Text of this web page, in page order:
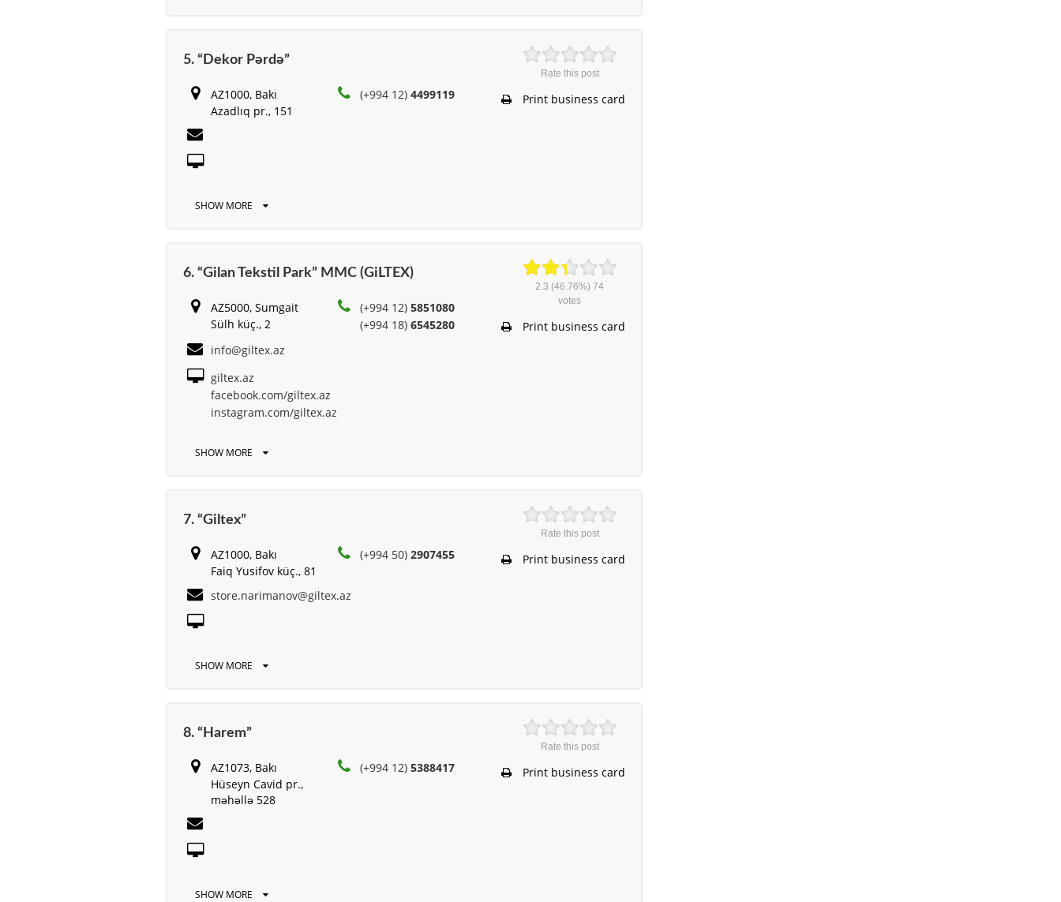
5. “Dekor Pərdə”
AZ1000, Bakı
Azadlıq pr., 151
(+994 12)4499119
SHOW MORE
Rate this post
Print business card
6. “Gilan Tekstil Park” MMC (GiLTEX)
AZ5000, Sumgait
Sülh küç., 2
(+994 12)5851080
(+994 18)6545280
info@giltex.az
giltex.az
facebook.com/giltex.az
instagram.com/giltex.az
SHOW MORE
2.3 (46.76%)74
votes
Print business card
7. “Giltex”
AZ1000, Bakı
Faiq Yusifov küç., 81
(+994 50)2907455
store.narimanov@giltex.az
SHOW MORE
Rate this post
Print business card
8. “Harem”
AZ1073, Bakı
Hüseyn Cavid pr.,
məhəllə 528
(+994 12)5388417
SHOW MORE
Rate this post
Print business card